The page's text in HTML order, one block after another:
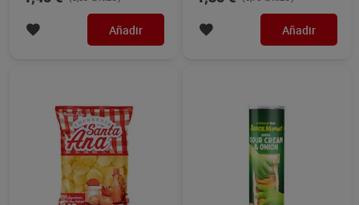
Añadir Añadir